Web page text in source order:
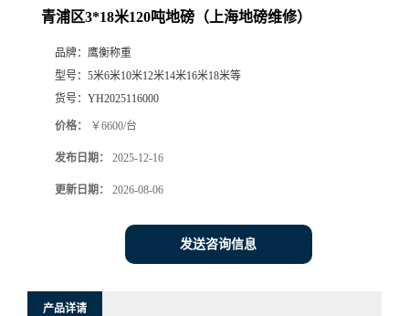
青浦区3*18米120吨地磅（上海地磅维修）
品牌： 鹰衡称重
型号： 5米6米10米12米14米16米18米等
货号： YH2025116000
价格： ￥6600/台
发布日期： 2025-12-16
更新日期： 2026-08-06
发送咨询信息
产品详请